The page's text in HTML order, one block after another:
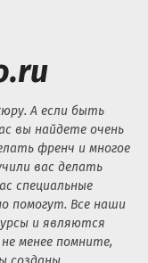
А если быть
вы найдете очень
френч и многое
вас делать
специальные
помогут. Все наши
и являются
менее помните,